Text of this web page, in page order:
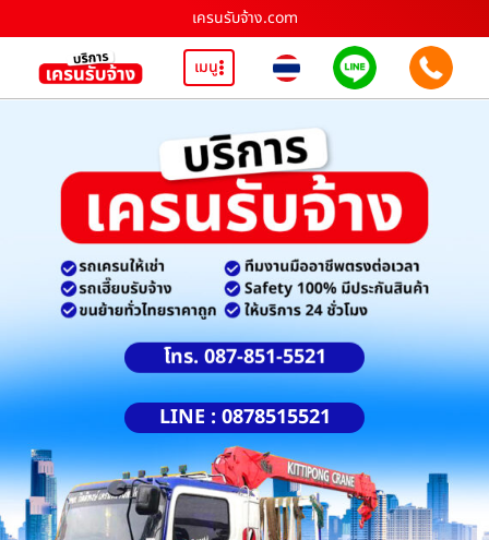
เครนรับจ้าง.com
เมนู
โทร. 087-851-5521
LINE : 0878515521